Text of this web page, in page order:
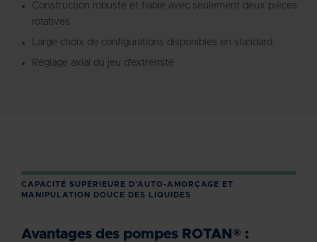
Construction robuste et fiable avec seulement deux pièces
rotatives
Large choix de configurations disponibles en standard
Réglage axial du jeu d'extrémité
CAPACITÉ SUPÉRIEURE D'AUTO-AMORÇAGE ET
MANIPULATION DOUCE DES LIQUIDES
Avantages des pompes ROTAN® :